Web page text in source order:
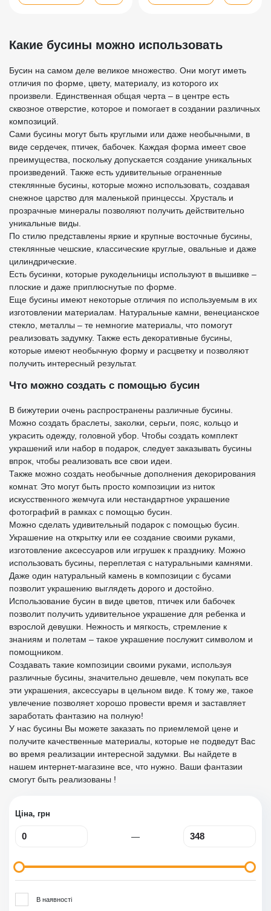
Ціна, грн
—
В наявності
Какие бусины можно использовать
Бусин на самом деле великое множество. Они могут иметь
отличия по форме, цвету, материалу, из которого их
произвели. Единственная общая черта – в центре есть
сквозное отверстие, которое и помогает в создании различных
композиций.
Сами бусины могут быть круглыми или даже необычными, в
виде сердечек, птичек, бабочек. Каждая форма имеет свое
преимущества, поскольку допускается создание уникальных
произведений. Также есть удивительные ограненные
стеклянные бусины, которые можно использовать, создавая
снежное царство для маленькой принцессы. Хрусталь и
прозрачные минералы позволяют получить действительно
уникальные виды.
По стилю представлены яркие и крупные восточные бусины,
стеклянные чешские, классические круглые, овальные и даже
цилиндрические.
Есть бусинки, которые рукодельницы используют в вышивке –
плоские и даже приплюснутые по форме.
Еще бусины имеют некоторые отличия по используемым в их
изготовлении материалам. Натуральные камни, венецианское
стекло, металлы – те немногие материалы, что помогут
реализовать задумку. Также есть декоративные бусины,
которые имеют необычную форму и расцветку и позволяют
получить интересный результат.
Что можно создать с помощью бусин
В бижутерии очень распространены различные бусины.
Можно создать браслеты, заколки, серьги, пояс, кольцо и
украсить одежду, головной убор. Чтобы создать комплект
украшений или набор в подарок, следует заказывать бусины
впрок, чтобы реализовать все свои идеи.
Также можно создать необычные дополнения декорирования
комнат. Это могут быть просто композиции из ниток
искусственного жемчуга или нестандартное украшение
фотографий в рамках с помощью бусин.
Можно сделать удивительный подарок с помощью бусин.
Украшение на открытку или ее создание своими руками,
изготовление аксессуаров или игрушек к празднику. Можно
использовать бусины, переплетая с натуральными камнями.
Даже один натуральный камень в композиции с бусами
позволит украшению выглядеть дорого и достойно.
Использование бусин в виде цветов, птичек или бабочек
позволит получить удивительное украшение для ребенка и
взрослой девушки. Нежность и мягкость, стремление к
знаниям и полетам – такое украшение послужит символом и
помощником.
Создавать такие композиции своими руками, используя
различные бусины, значительно дешевле, чем покупать все
эти украшения, аксессуары в цельном виде. К тому же, такое
увлечение позволяет хорошо провести время и заставляет
заработать фантазию на полную!
У нас бусины Вы можете заказать по приемлемой цене и
получите качественные материалы, которые не подведут Вас
во время реализации интересной задумки. Вы найдете в
нашем интернет-магазине все, что нужно. Ваши фантазии
смогут быть реализованы !